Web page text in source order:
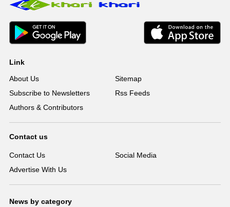
Link
About Us
Sitemap
Subscribe to Newsletters
Rss Feeds
Authors & Contributors
Contact us
Contact Us
Social Media
Advertise With Us
News by category